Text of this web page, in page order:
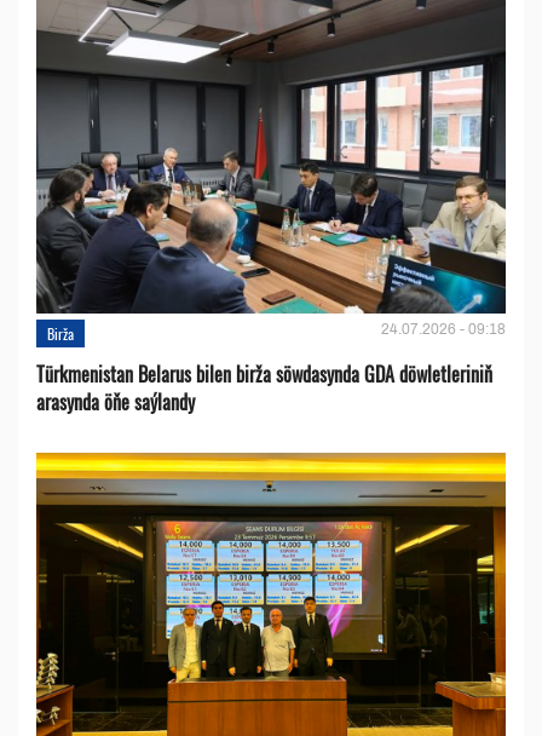
Birža 24.07.2026 - 09:18
Türkmenistan Belarus bilen birža söwdasynda GDA döwletleriniň
arasynda öňe saýlandy